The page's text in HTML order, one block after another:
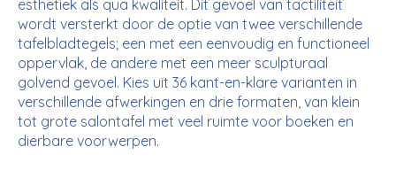
esthetiek als qua kwaliteit. Dit gevoel van tactiliteit
wordt versterkt door de optie van twee verschillende
tafelbladtegels; een met een eenvoudig en functioneel
oppervlak, de andere met een meer sculpturaal
golvend gevoel. Kies uit 36 kant-en-klare varianten in
verschillende afwerkingen en drie formaten, van klein
tot grote salontafel met veel ruimte voor boeken en
dierbare voorwerpen.